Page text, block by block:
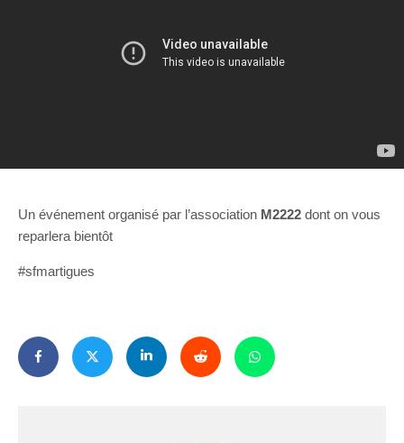
Un événement organisé par l’association M2222 dont on vous
reparlera bientôt
#sfmartigues